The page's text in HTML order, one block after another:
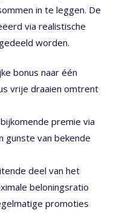
in te leggen. De
via realistische
worden.
bonus naar één
vrije draaien omtrent
premie via
gunste van bekende
deel van het
beloningsratio
promoties